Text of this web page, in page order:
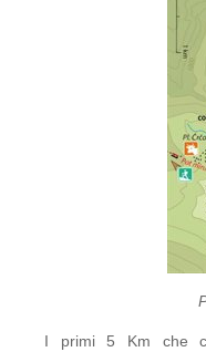
I primi 5 Km che